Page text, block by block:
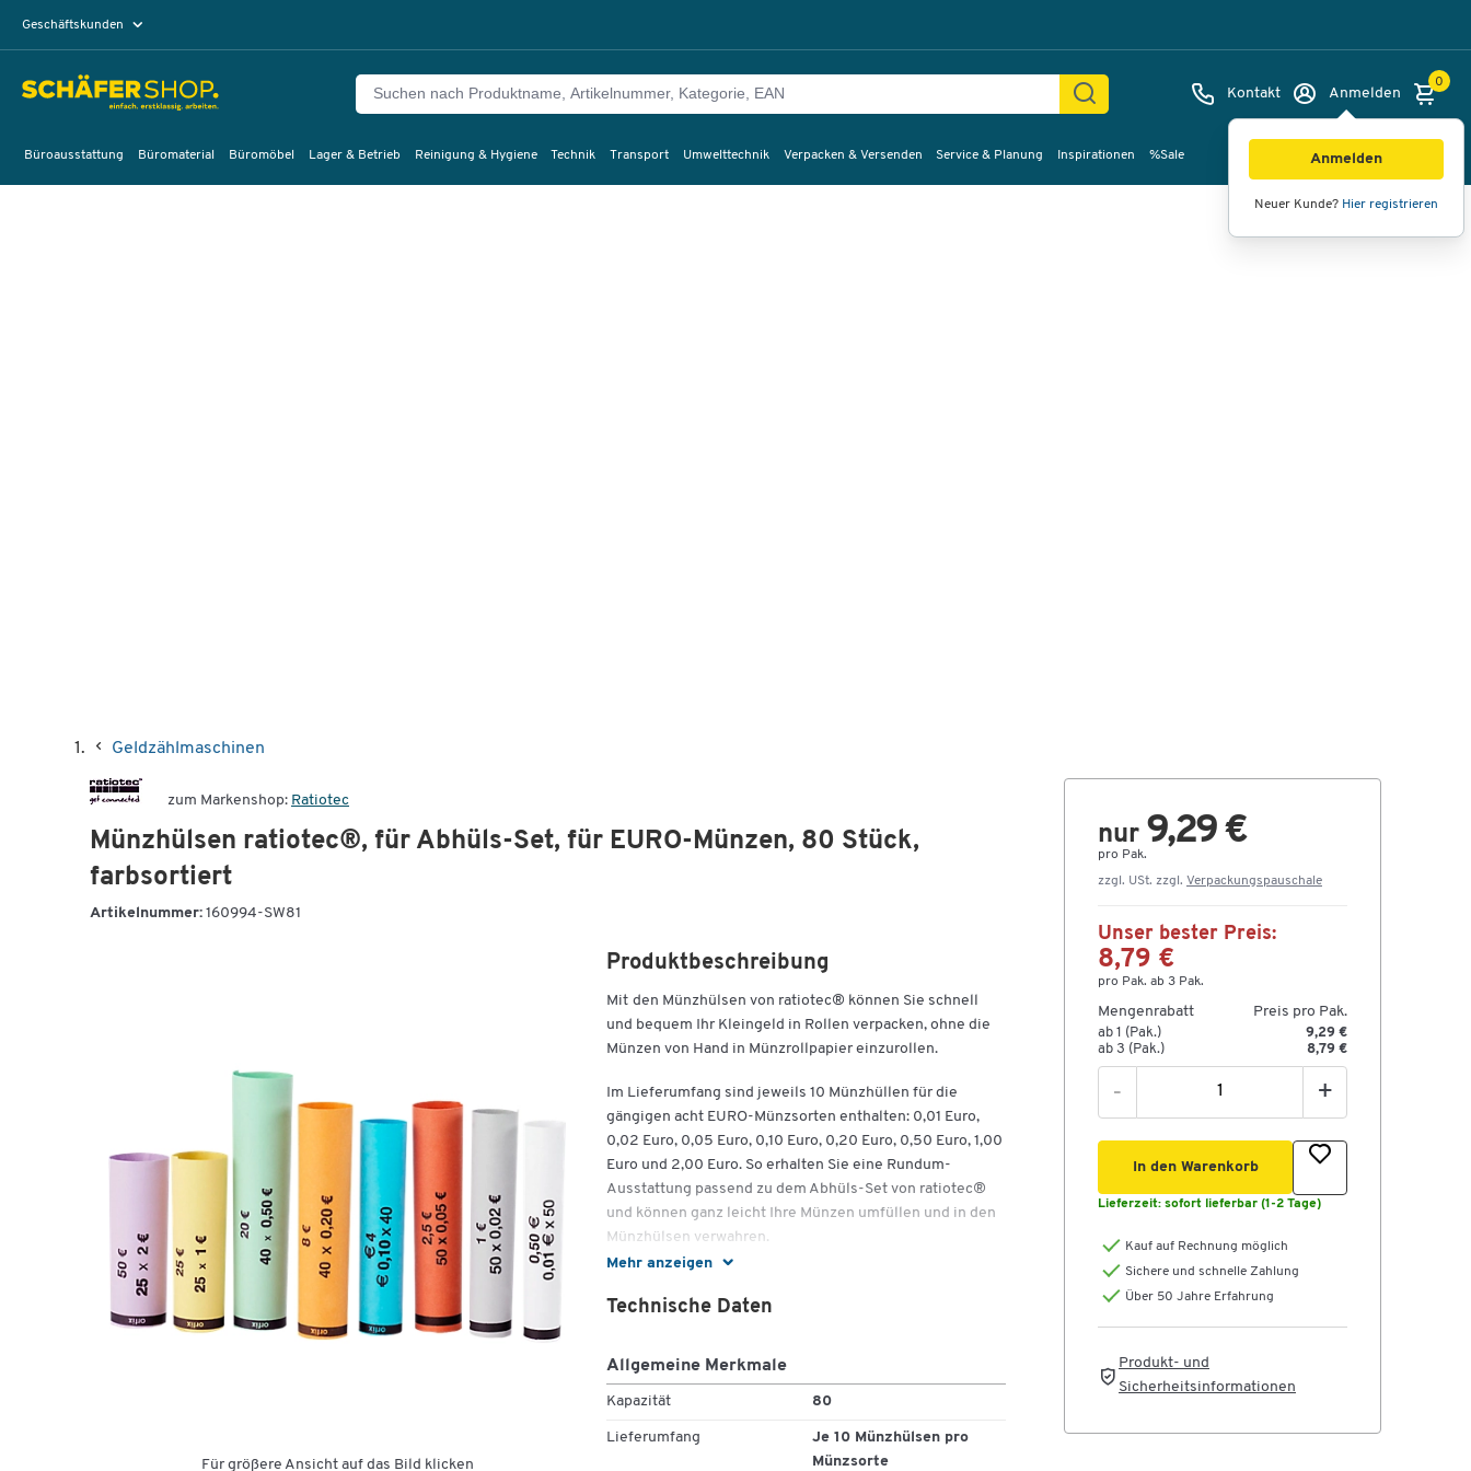
Geschäftskunden
Kontakt Anmelden
Anmelden
Neuer Kunde? Hier registrieren
0
Büroausstattung Büromaterial Büromöbel Lager & Betrieb Reinigung & Hygiene Technik Transport Umwelttechnik Verpacken & Versenden Service & Planung Inspirationen %Sale
Geldzählmaschinen
zum Markenshop: Ratiotec
Münzhülsen ratiotec®, für Abhüls-Set, für EURO-Münzen, 80 Stück,
farbsortiert
Artikelnummer: 160994-SW81
Für größere Ansicht auf das Bild klicken
Mehr anzeigen
Produktbeschreibung
Mit den Münzhülsen von ratiotec® können Sie schnell
und bequem Ihr Kleingeld in Rollen verpacken, ohne die
Münzen von Hand in Münzrollpapier einzurollen.
Im Lieferumfang sind jeweils 10 Münzhüllen für die
gängigen acht EURO-Münzsorten enthalten: 0,01 Euro,
0,02 Euro, 0,05 Euro, 0,10 Euro, 0,20 Euro, 0,50 Euro, 1,00
Euro und 2,00 Euro. So erhalten Sie eine Rundum-
Ausstattung passend zu dem Abhüls-Set von ratiotec®
und können ganz leicht Ihre Münzen umfüllen und in den
Münzhülsen verwahren.
Direktes Abfüllen der Münzen aus den
Münzzylindern (Münzzylinder separat erhältlich im
10 vorgefertigte Münzhülsen je Münzsorte
Technische Daten
Allgemeine Merkmale
Kapazität 80
Lieferumfang
Je 10 Münzhülsen pro
Münzsorte
nur 9,29 €
pro Pak.
zzgl. USt. zzgl. Verpackungspauschale
Unser bester Preis:
8,79 €
pro Pak. ab 3 Pak.
Mengenrabatt Preis pro Pak.
ab 1 (Pak.)
9,29 €
ab 3 (Pak.)
8,79 €
- +
In den Warenkorb
Lieferzeit: sofort lieferbar (1-2 Tage)
Kauf auf Rechnung möglich
Sichere und schnelle Zahlung
Über 50 Jahre Erfahrung
Produkt- und
Sicherheitsinformationen
Bilder Videos 360°-Ansicht